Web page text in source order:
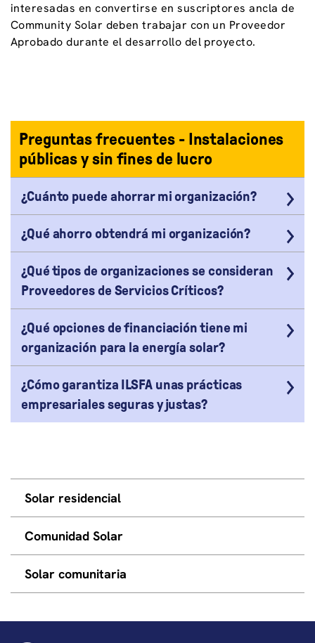
interesadas en convertirse en suscriptores ancla de
Community Solar deben trabajar con un Proveedor
Aprobado durante el desarrollo del proyecto.
Preguntas frecuentes - Instalaciones
públicas y sin fines de lucro
¿Cuánto puede ahorrar mi organización?
¿Qué ahorro obtendrá mi organización?
¿Qué tipos de organizaciones se consideran
Proveedores de Servicios Críticos?
¿Qué opciones de financiación tiene mi
organización para la energía solar?
¿Cómo garantiza ILSFA unas prácticas
empresariales seguras y justas?
Solar residencial
Comunidad Solar
Solar comunitaria